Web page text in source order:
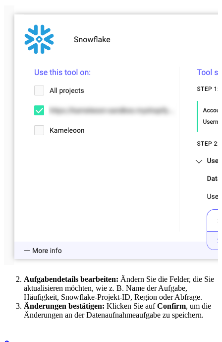
Aufgabendetails bearbeiten: Ändern Sie die Felder, die Sie
aktualisieren möchten, wie z. B. Name der Aufgabe,
Häufigkeit, Snowflake-Projekt-ID, Region oder Abfrage.
Änderungen bestätigen: Klicken Sie aufConfirm, um die
Änderungen an der Datenaufnahmeaufgabe zu speichern.